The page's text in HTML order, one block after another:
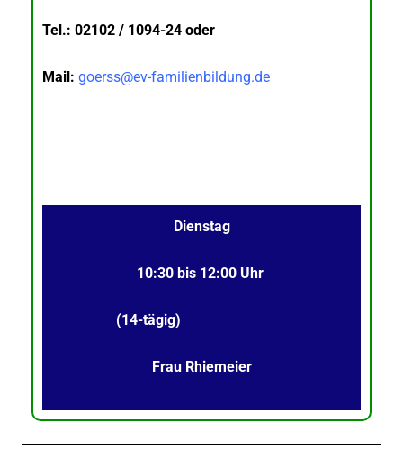
Tel.: 02102 / 1094-24 oder
Mail: goerss@ev-familienbildung.de
Dienstag
10:30 bis 12:00 Uhr
(14-tägig)
Frau Rhiemeier